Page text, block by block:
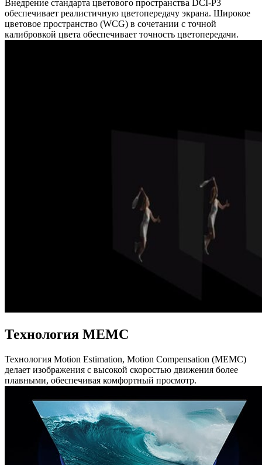
Внедрение стандарта цветового пространства DCI-P3
обеспечивает реалистичную цветопередачу экрана. Широкое
цветовое пространство (WCG) в сочетании с точной
калибровкой цвета обеспечивает точность цветопередачи.
Технология MEMC
Технология Motion Estimation, Motion Compensation (MEMC)
делает изображения с высокой скоростью движения более
плавными, обеспечивая комфортный просмотр.